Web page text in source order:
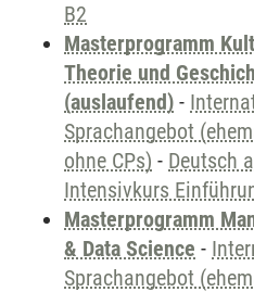
B2
Masterprogramm
Theorie und
(auslaufend) -
Sprachangebot
ohne CPs) - Deutsch
Intensivkurs
Masterprogramm
& Data Science -
Sprachangebot